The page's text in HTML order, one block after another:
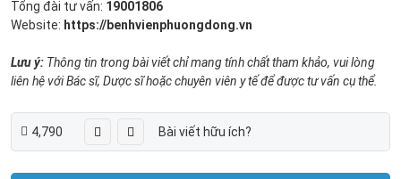
Tổng đài tư vấn: 19001806
Website: https://benhvienphuongdong.vn
Lưu ý: Thông tin trong bài viết chỉ mang tính chất tham khảo, vui lòng
liên hệ với Bác sĩ, Dược sĩ hoặc chuyên viên y tế để được tư vấn cụ thể.
4,790 Bài viết hữu ích?